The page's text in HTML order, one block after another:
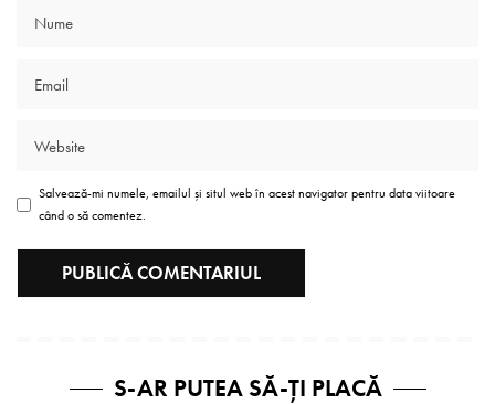
Salvează-mi numele, emailul și situl web în acest navigator pentru data viitoare
când o să comentez.
S-AR PUTEA SĂ-ȚI PLACĂ